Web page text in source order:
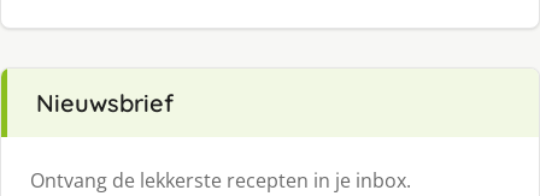
Nieuwsbrief
Ontvang de lekkerste recepten in je inbox.